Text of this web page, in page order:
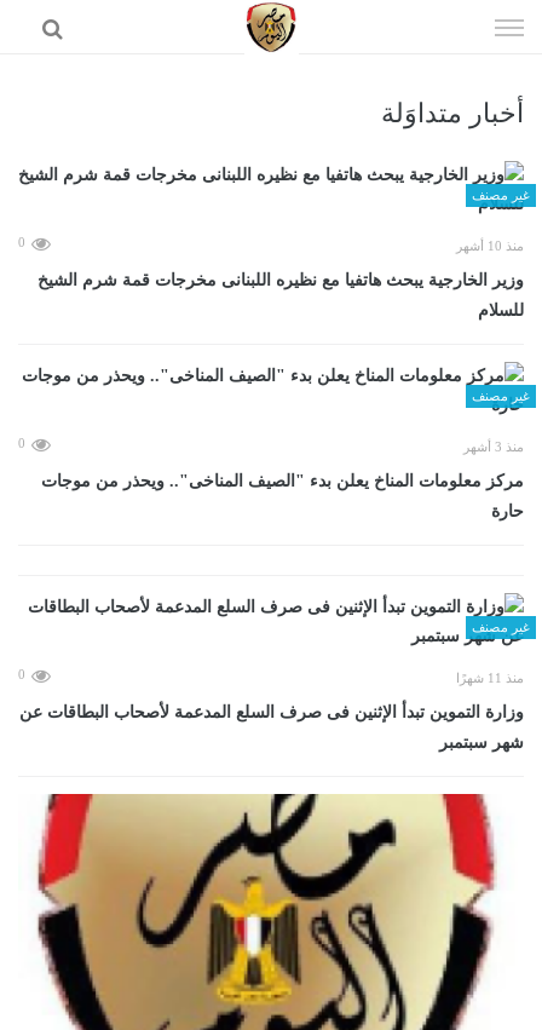
الى
أخبار متداوَلة
غير مصنف
منذ 10 أشهر 0
وزير الخارجية يبحث هاتفيا مع نظيره اللبنانى مخرجات قمة شرم الشيخ
للسلام
غير مصنف
منذ 3 أشهر 0
مركز معلومات المناخ يعلن بدء "الصيف المناخى".. ويحذر من موجات
حارة
غير مصنف
منذ 11 شهرًا 0
وزارة التموين تبدأ الإثنين فى صرف السلع المدعمة لأصحاب البطاقات عن
شهر سبتمبر